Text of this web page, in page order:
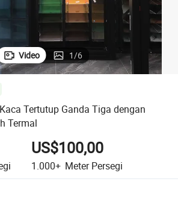
Video 1/6
Tertutup Ganda Tiga dengan
Termal
US$100,00
1.000+ Meter Persegi